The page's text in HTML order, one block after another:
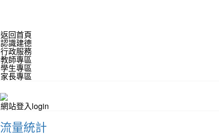
返回首頁
認識建德
行政服務
教師專區
學生專區
家長專區
網站登入login
流量統計